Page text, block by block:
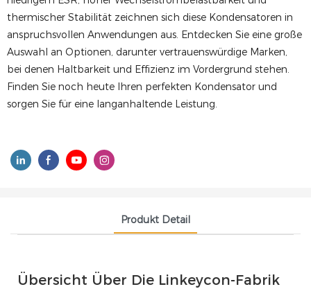
thermischer Stabilität zeichnen sich diese Kondensatoren in
anspruchsvollen Anwendungen aus. Entdecken Sie eine große
Auswahl an Optionen, darunter vertrauenswürdige Marken,
bei denen Haltbarkeit und Effizienz im Vordergrund stehen.
Finden Sie noch heute Ihren perfekten Kondensator und
sorgen Sie für eine langanhaltende Leistung.
Produkt Detail
Übersicht Über Die Linkeycon-Fabrik